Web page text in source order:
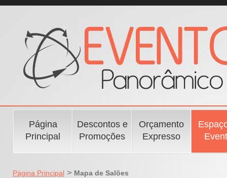
Página
Principal
Descontos e
Promoções
Orçamento
Expresso
Página Principal > Mapa de Salões